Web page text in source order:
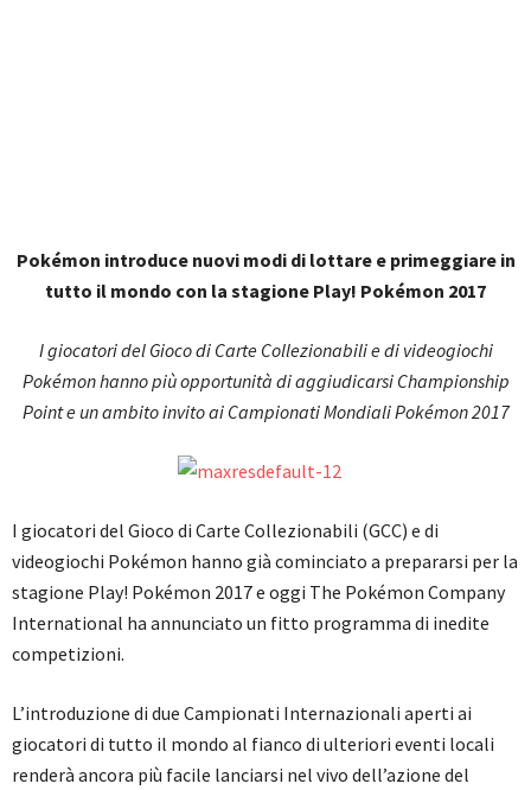
Pokémon introduce nuovi modi di lottare e primeggiare in
tutto il mondo con la stagione Play! Pokémon 2017
I giocatori del Gioco di Carte Collezionabili e di videogiochi
Pokémon hanno più opportunità di aggiudicarsi Championship
Point e un ambito invito ai Campionati Mondiali Pokémon 2017
I giocatori del Gioco di Carte Collezionabili (GCC) e di
videogiochi Pokémon hanno già cominciato a prepararsi per la
stagione Play! Pokémon 2017 e oggi The Pokémon Company
International ha annunciato un fitto programma di inedite
competizioni.
L’introduzione di due Campionati Internazionali aperti ai
giocatori di tutto il mondo al fianco di ulteriori eventi locali
renderà ancora più facile lanciarsi nel vivo dell’azione del